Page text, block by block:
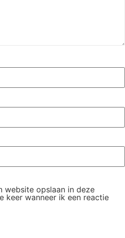
website opslaan in deze
keer wanneer ik een reactie